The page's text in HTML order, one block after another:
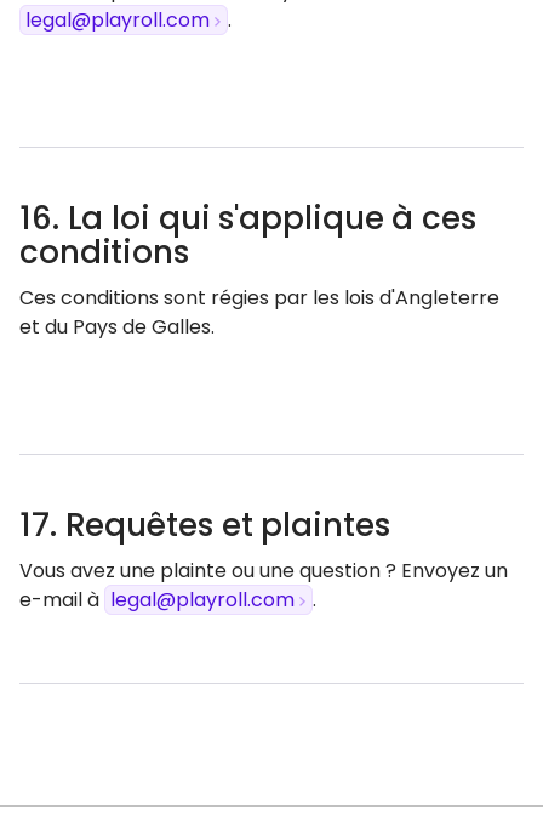
legal@playroll.com
.
16. La loi qui s'applique à ces
conditions
Ces conditions sont régies par les lois d'Angleterre
et du Pays de Galles.
17. Requêtes et plaintes
Vous avez une plainte ou une question ? Envoyez un
e-mail à legal@playroll.com .